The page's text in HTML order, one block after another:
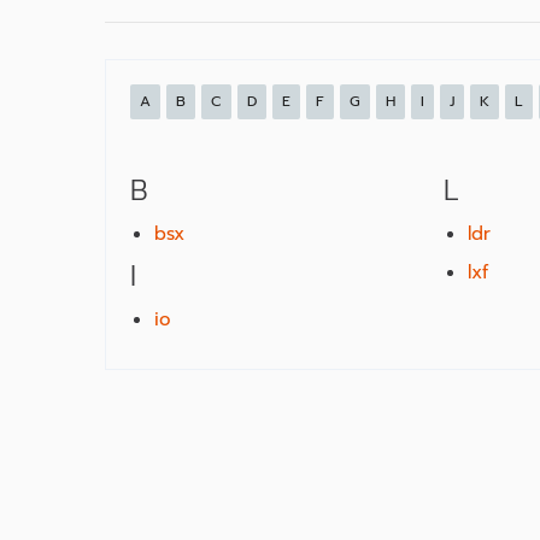
A B C D E F G H I J K L
B
bsx
I
io
L
ldr
lxf